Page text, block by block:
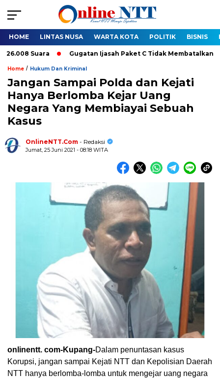
HOME LINTAS NUSA WARTA KOTA POLITIK BISNIS
Suara Gugatan Ijasah Paket C Tidak Membatalkan
Home / Hukum Dan Kriminal
Jangan Sampai Polda dan Kejati
Hanya Berlomba Kejar Uang
Negara Yang Membiayai Sebuah
Kasus
OnlineNTT.Com - Redaksi
Jumat, 25 Juni 2021 - 08:18 WITA
onlinentt. com-Kupang-Dalam penuntasan kasus
Korupsi, jangan sampai Kejati NTT dan Kepolisian Daerah
NTT hanya berlomba-lomba untuk mengejar uang negara